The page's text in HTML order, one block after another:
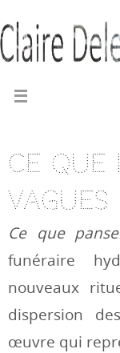
Ce
vagues
Ce que
funéraire
nouveaux
dispersion
œuvre qui